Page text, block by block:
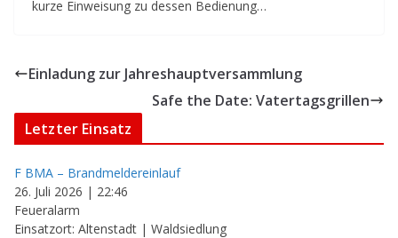
kurze Einweisung zu dessen Bedienung…
Einladung zur Jahreshauptversammlung
Safe the Date: Vatertagsgrillen
Letzter Einsatz
F BMA – Brandmeldereinlauf
26. Juli 2026 | 22:46
Feueralarm
Einsatzort: Altenstadt | Waldsiedlung